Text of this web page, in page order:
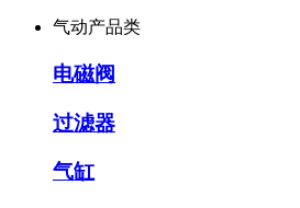
气动产品类
电磁阀
过滤器
气缸